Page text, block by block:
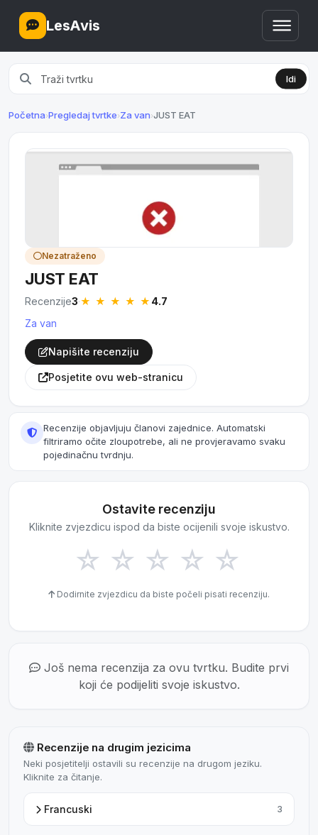
LesAvis
Idi
Početna›Pregledaj tvrtke›Za van›JUST EAT
Nezatraženo
JUST EAT
Recenzije3·★ ★ ★ ★ ★ 4.7
Za van
Napišite recenziju
Posjetite ovu web-stranicu
Recenzije objavljuju članovi zajednice. Automatski
filtriramo očite zloupotrebe, ali ne provjeravamo svaku
pojedinačnu tvrdnju.
Ostavite recenziju
Kliknite zvjezdicu ispod da biste ocijenili svoje iskustvo.
☆ ☆ ☆ ☆ ☆
Dodirnite zvjezdicu da biste počeli pisati recenziju.
Još nema recenzija za ovu tvrtku. Budite prvi
koji će podijeliti svoje iskustvo.
Recenzije na drugim jezicima
Neki posjetitelji ostavili su recenzije na drugom jeziku.
Kliknite za čitanje.
Francuski 3